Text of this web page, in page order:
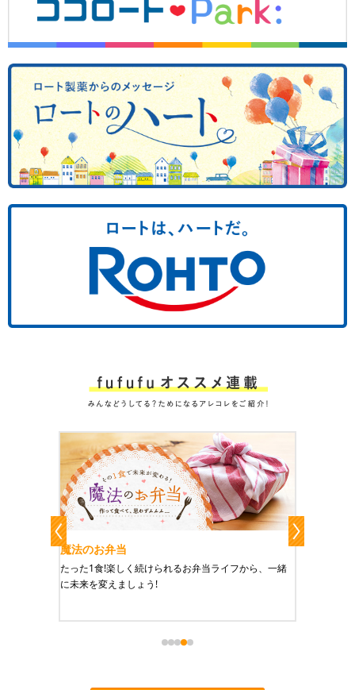
魔法のお弁当
たった1食!楽しく続けられるお弁当ライフから、一緒
に未来を変えましょう!